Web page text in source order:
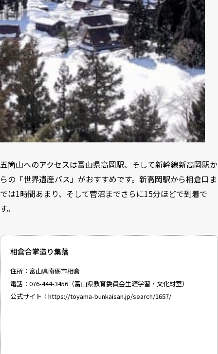
五箇山へのアクセスは富山県高岡駅、そして新幹線新高岡駅か
らの「世界遺産バス」がおすすめです。新高岡駅から相倉口ま
では1時間あまり、そして菅沼までさらに15分ほどで到着で
す。
相倉合掌造り集落
住所：富山県南砺市相倉
電話：076-444-3456（富山県教育委員会生涯学習・文化財室）
公式サイト： https://toyama-bunkaisan.jp/search/1657/